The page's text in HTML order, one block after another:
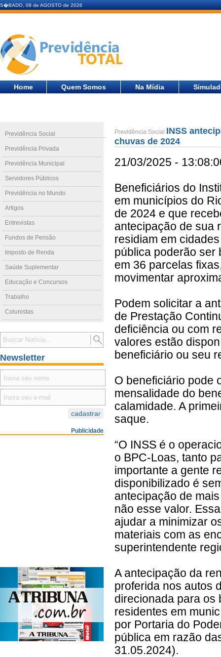
S�BADO, 08 de AGOSTO de 2026
Home Quem Somos Na Mídia
Previdência Social
Previdência Privada
Previdência Municipal
Servidores Públicos
Previdência no Mundo
Artigos
Entrevistas
Fundos de Pensão
Imposto de Renda
Saúde Suplementar
Educação e Concursos
Trabalho
Colunistas
Newsletter
Publicidade
Previdência Social INSS
chuvas de 2024
21/03/2025 -
Beneficiários do
em municípios do
de 2024 e que
antecipação de sua
residiam em
pública poderão ser
em 36 parcelas
movimentar
Podem solicitar a
de Prestação
deficiência ou com
valores estão
beneficiário ou seu
O beneficiário pode
mensalidade do
calamidade. A
saque.
“O INSS é o
o BPC-Loas, tanto
importante a gente
disponibilizado é
antecipação de
não esse valor.
ajudar a minimizar
materiais com as
superintendente
A antecipação da
proferida nos autos
direcionada para os
residentes em
por Portaria do
pública em razão
31.05.2024).